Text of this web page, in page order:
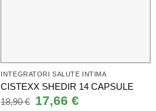
INTEGRATORI SALUTE INTIMA
CISTEXX SHEDIR 14 CAPSULE
18,90€ Il
prezzo
17,66 €Il
prezzo